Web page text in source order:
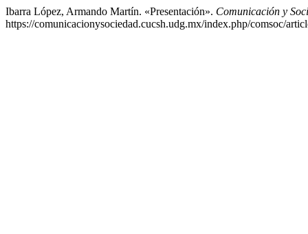
Ibarra López, Armando Martín. «Presentación». Comunicación y
https://comunicacionysociedad.cucsh.udg.mx/index.php/comsoc/